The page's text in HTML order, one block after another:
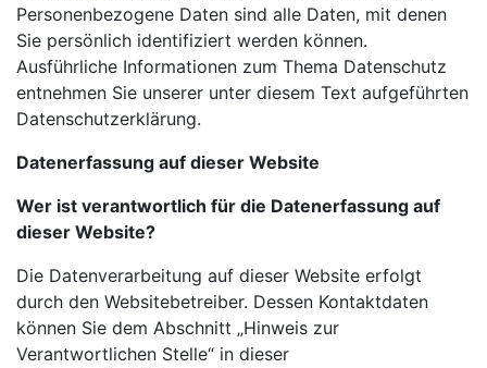
Personenbezogene Daten sind alle Daten, mit denen
Sie persönlich identifiziert werden können.
Ausführliche Informationen zum Thema Datenschutz
entnehmen Sie unserer unter diesem Text aufgeführten
Datenschutzerklärung.
Datenerfassung auf dieser Website
Wer ist verantwortlich für die Datenerfassung auf
dieser Website?
Die Datenverarbeitung auf dieser Website erfolgt
durch den Websitebetreiber. Dessen Kontaktdaten
können Sie dem Abschnitt „Hinweis zur
Verantwortlichen Stelle“ in dieser